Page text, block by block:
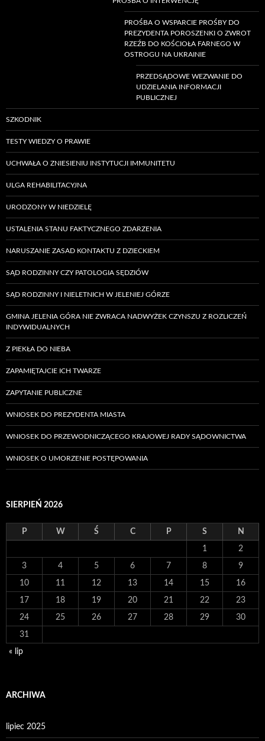
PROŚBA O WSPARCIE PROŚBY DO
PREZYDENTA POROSZENKI O ZWROT
RZEŹB DO KOŚCIOŁA FARNEGO W
OSTROGU NA UKRAINIE
PRZEDSĄDOWE WEZWANIE DO
UDZIELANIA INFORMACJI
PUBLICZNEJ
SZKODNIK
TESTY WIEDZY O PRAWIE
UCHWAŁA O ZNIESIENIU INSTYTUCJI IMMUNITETU
ULGA REHABILITACYJNA
URODZONY W NIEDZIELĘ
USTALENIA STANU FAKTYCZNEGO ZDARZENIA
NARUSZANIE ZASAD KONTAKTU Z DZIECKIEM
SĄD RODZINNY CZY PATOLOGIA SĘDZIÓW
SĄD RODZINNY I NIELETNICH W JELENIEJ GÓRZE
GMINA JELENIA GÓRA NIE ZWRACA NADWYŻEK CZYNSZU Z ROZLICZEŃ
INDYWIDUALNYCH
Z PIEKŁA DO NIEBA
ZAPAMIĘTAJCIE ICH TWARZE
ZAPYTANIE PUBLICZNE
WNIOSEK DO PREZYDENTA MIASTA
WNIOSEK DO PRZEWODNICZĄCEGO KRAJOWEJ RADY SĄDOWNICTWA
WNIOSEK O UMORZENIE POSTĘPOWANIA
SIERPIEŃ 2026
P W Ś C P S N
1 2
3 4 5 6 7 8 9
10 11 12 13 14 15 16
17 18 19 20 21 22 23
24 25 26 27 28 29 30
31
« lip
ARCHIWA
lipiec 2025